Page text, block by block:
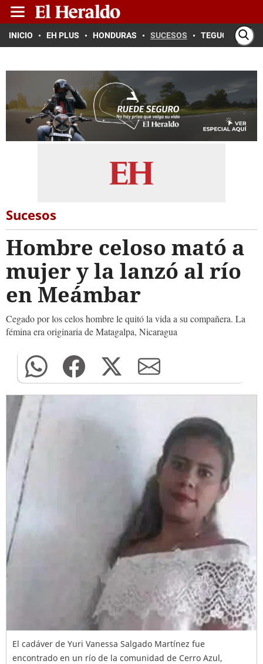
INICIO EH PLUS HONDURAS SUCESOS TEGUCIGALPA
Sucesos
Hombre celoso mató a
mujer y la lanzó al río
en Meámbar
Cegado por los celos hombre le quitó la vida a su compañera. La
fémina era originaria de Matagalpa, Nicaragua
El cadáver de Yuri Vanessa Salgado Martínez fue
encontrado en un río de la comunidad de Cerro Azul,